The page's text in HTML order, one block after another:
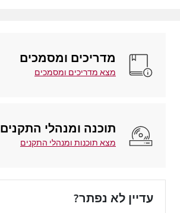
מדריכים ומסמכים
מצא מדריכים ומסמכים
תוכנה ומנהלי התקנים
מצא תוכנות ומנהלי התקנים
עדיין לא נפתר?